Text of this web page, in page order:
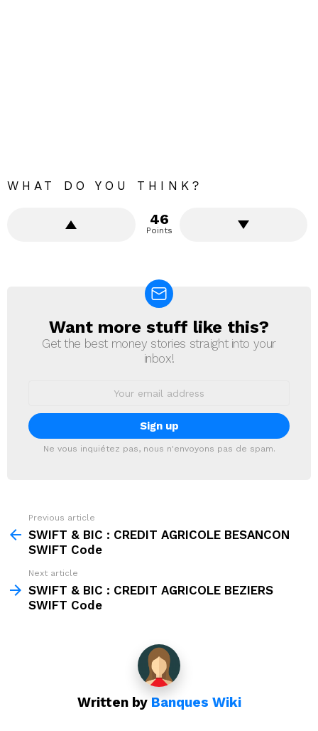
WHAT DO YOU THINK?
46
Points
NEWSLETTER
Want more stuff like this?
Get the best money stories straight into your
inbox!
Ne vous inquiétez pas, nous n'envoyons pas de spam.
more
Previous article
SWIFT & BIC : CREDIT AGRICOLE BESANCON
SWIFT Code
Next article
SWIFT & BIC : CREDIT AGRICOLE BEZIERS
SWIFT Code
Written by Banques Wiki